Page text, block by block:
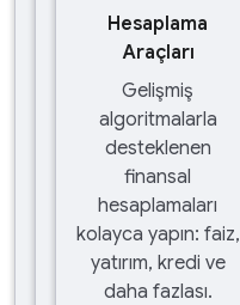
Hesaplama
Araçları
Gelişmiş
algoritmalarla
desteklenen
finansal
hesaplamaları
kolayca yapın: faiz,
yatırım, kredi ve
daha fazlası.